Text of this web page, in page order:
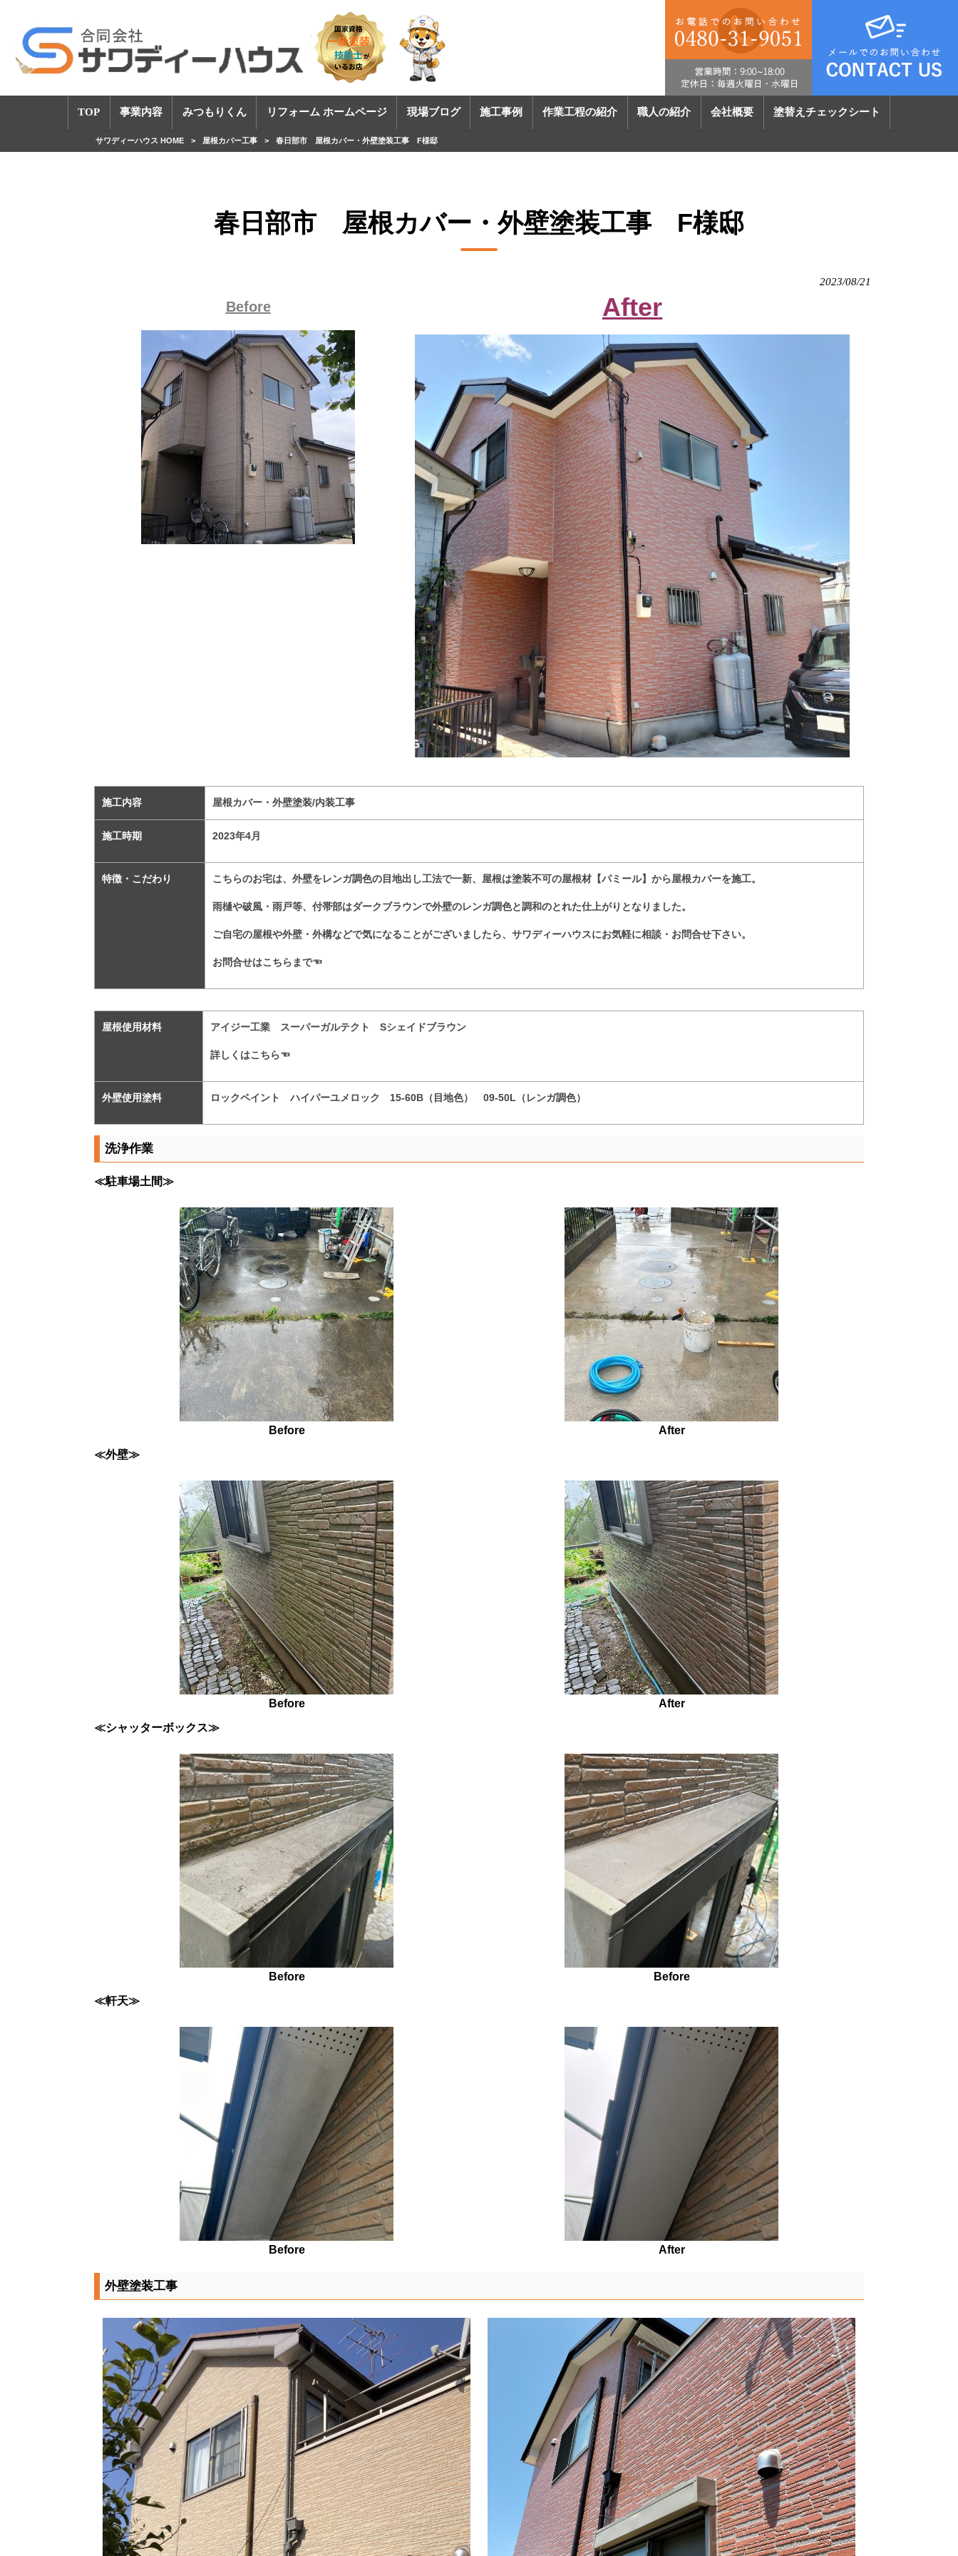
TOP 事業内容 みつもりくん リフォーム ホームページ 現場ブログ 施工事例 作業工程の紹介 職人の紹介 会社概要 塗替えチェックシート
サワディーハウス HOME > 屋根カバー工事 > 春日部市 屋根カバー・外壁塗装工事 F様邸
春日部市 屋根カバー・外壁塗装工事 F様邸
2023/08/21
Before After
施工内容 屋根カバー・外壁塗装/内装工事
施工時期 2023年4月
特徴・こだわり こちらのお宅は、外壁をレンガ調色の目地出し工法で一新、屋根は塗装不可の屋根材【パミール】から屋根カバーを施工。
雨樋や破風・雨戸等、付帯部はダークブラウンで外壁のレンガ調色と調和のとれた仕上がりとなりました。
ご自宅の屋根や外壁・外構などで気になることがございましたら、サワディーハウスにお気軽に相談・お問合せ下さい。
お問合せはこちらまで☜
屋根使用材料 アイジー工業 スーパーガルテクト Sシェイドブラウン
詳しくはこちら☜
外壁使用塗料 ロックペイント ハイパーユメロック 15-60B（目地色） 09-50L（レンガ調色）
洗浄作業
≪駐車場土間≫
Before
After
≪外壁≫
Before
After
≪シャッターボックス≫
Before
Before
≪軒天≫
Before After
外壁塗装工事